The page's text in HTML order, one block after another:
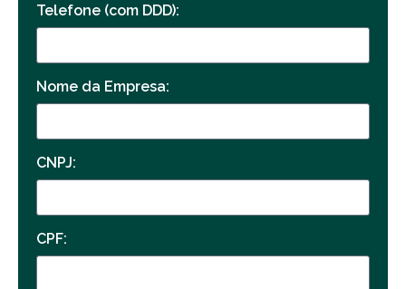
Telefone (com DDD):
Nome da Empresa:
CNPJ:
CPF: